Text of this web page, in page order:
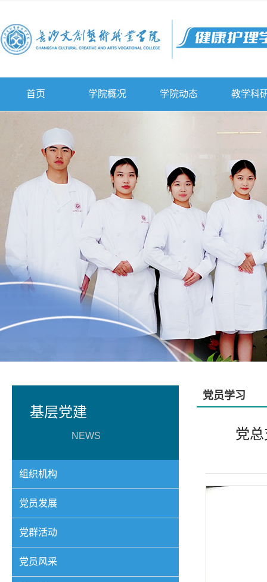
首页 学院概况 学院动态 教学科
基层党建
NEWS
组织机构
党员发展
党群活动
党员风采
党员学习
党